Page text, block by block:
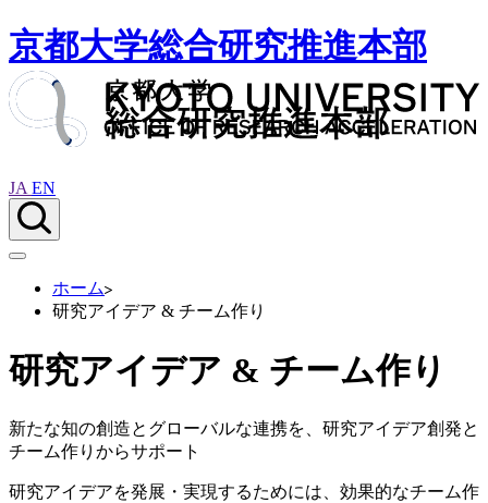
京都大学総合研究推進本部
JA EN
ホーム
研究アイデア & チーム作り
研究アイデア & チーム作り
新たな知の創造とグローバルな連携を、研究アイデア創発と
チーム作りからサポート
研究アイデアを発展・実現するためには、効果的なチーム作